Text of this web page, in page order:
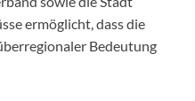
ermöglicht, dass die
Bedeutung